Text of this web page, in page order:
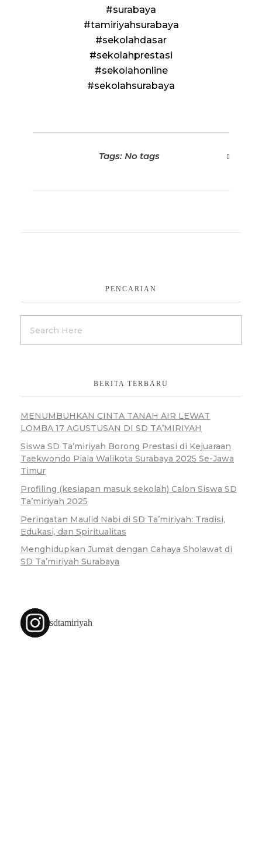
#surabaya
#tamiriyahsurabaya
#sekolahdasar
#sekolahprestasi
#sekolahonline
#sekolahsurabaya
Tags: No tags
PENCARIAN
BERITA TERBARU
MENUMBUHKAN CINTA TANAH AIR LEWAT
LOMBA 17 AGUSTUSAN DI SD TA’MIRIYAH
Siswa SD Ta’miriyah Borong Prestasi di Kejuaraan
Taekwondo Piala Walikota Surabaya 2025 Se-Jawa
Timur
Profiling (kesiapan masuk sekolah) Calon Siswa SD
Ta’miriyah 2025
Peringatan Maulid Nabi di SD Ta’miriyah: Tradisi,
Edukasi, dan Spiritualitas
Menghidupkan Jumat dengan Cahaya Sholawat di
SD Ta’miriyah Surabaya
sdtamiriyah